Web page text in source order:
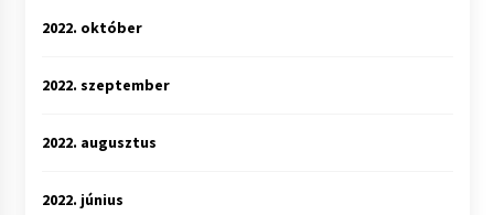
2022. október
2022. szeptember
2022. augusztus
2022. június